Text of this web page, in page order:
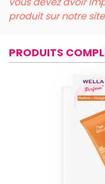
produit sur notre
PRODUITS